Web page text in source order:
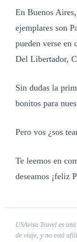
En Buenos
ejemplares son
pueden verse en
Del Libertador,
Sin dudas la
bonitos para
Pero vos ¿sos
Te leemos en
deseamos ¡feliz
USAvisa Travel es
de viaje, y no está